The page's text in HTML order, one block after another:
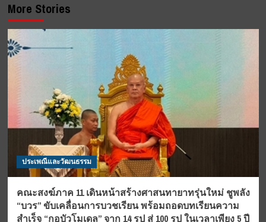
More Stories
ประเพณีและวัฒนธรรม
คณะสงฆ์ภาค 11 เดินหน้าสร้างศาสนทายาทรุ่นใหม่ ชูพลัง
“บวร” ขับเคลื่อนการบวชเรียน พร้อมถอดบทเรียนความ
สำเร็จ “กอบัวโมเดล” จาก 14 รูป สู่ 100 รูป ในเวลาเพียง 5 ปี